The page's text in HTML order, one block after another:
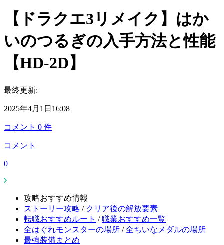
【ドラクエ3リメイク】はか
いのつるぎの入手方法と性能
【HD-2D】
最終更新:
2025年4月1日16:08
コメント 0 件
コメント
0
攻略おすすめ情報
ストーリー攻略 / クリア後の解放要素
転職おすすめルート /職業おすすめ一覧
全はぐれモンスターの場所 /全ちいなメダルの場所
最強装備まとめ